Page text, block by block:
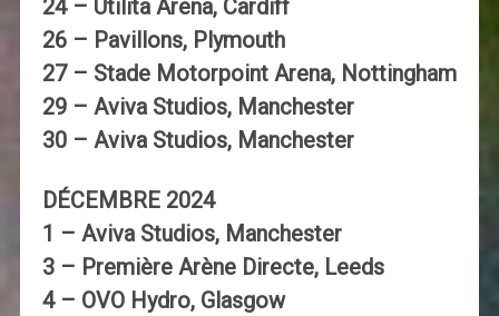
24 – Utilita Arena, Cardiff
26 – Pavillons, Plymouth
27 – Stade Motorpoint Arena, Nottingham
29 – Aviva Studios, Manchester
30 – Aviva Studios, Manchester
DÉCEMBRE 2024
1 – Aviva Studios, Manchester
3 – Première Arène Directe, Leeds
4 – OVO Hydro, Glasgow